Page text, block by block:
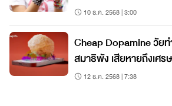
10 ธ.ค. 2568 | 3:00
Cheap Dopamine วัยท
สมาธิพัง เสียหายถึงเศร
12 ธ.ค. 2568 | 7:38